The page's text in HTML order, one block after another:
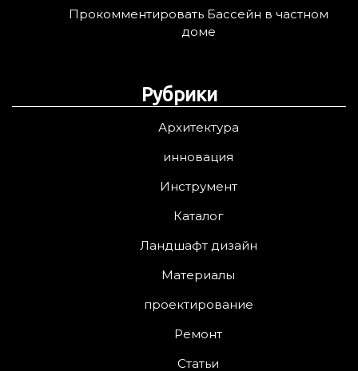
Прокомментировать Бассейн в частном
доме
Рубрики
Архитектура
инновация
Инструмент
Каталог
Ландшафт дизайн
Материалы
проектирование
Ремонт
Статьи